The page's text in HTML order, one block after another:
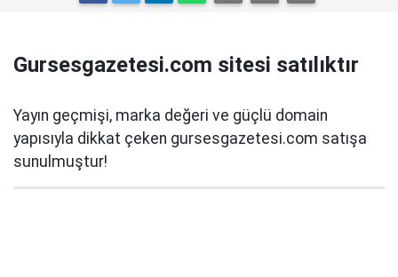
Gursesgazetesi.com sitesi satılıktır
Yayın geçmişi, marka değeri ve güçlü domain
yapısıyla dikkat çeken gursesgazetesi.com satışa
sunulmuştur!